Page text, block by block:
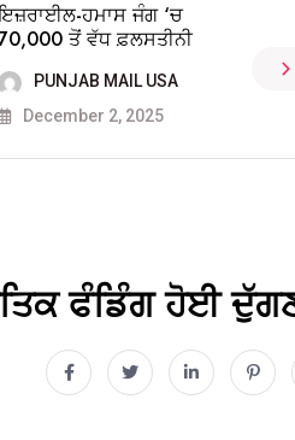
ਹਮਾਸ ਜੰਗ ‘ਚ
ਤੋਂ ਵੱਧ ਫ਼ਲਸਤੀਨੀ
PUNJAB MAIL USA
December 2, 2025
ਫੰਡਿੰਗ ਹੋਈ